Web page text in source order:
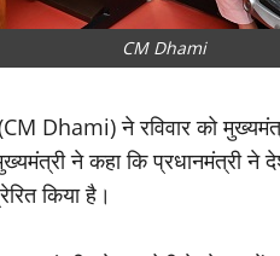
CM Dhami
Dhami) ने रविवार को
ने कहा कि प्रधानमंत्री ने
किया है।